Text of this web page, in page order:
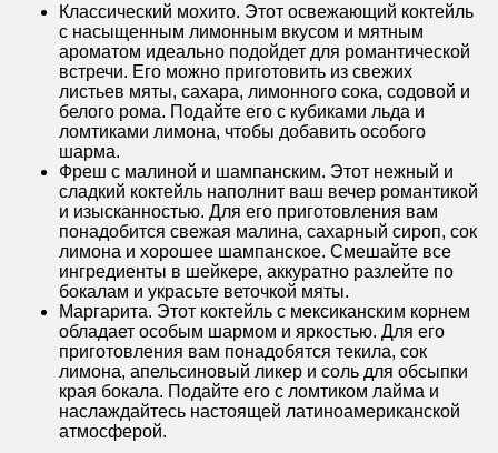
Классический мохито. Этот освежающий коктейль
с насыщенным лимонным вкусом и мятным
ароматом идеально подойдет для романтической
встречи. Его можно приготовить из свежих
листьев мяты, сахара, лимонного сока, содовой и
белого рома. Подайте его с кубиками льда и
ломтиками лимона, чтобы добавить особого
шарма.
Фреш с малиной и шампанским. Этот нежный и
сладкий коктейль наполнит ваш вечер романтикой
и изысканностью. Для его приготовления вам
понадобится свежая малина, сахарный сироп, сок
лимона и хорошее шампанское. Смешайте все
ингредиенты в шейкере, аккуратно разлейте по
бокалам и украсьте веточкой мяты.
Маргарита. Этот коктейль с мексиканским корнем
обладает особым шармом и яркостью. Для его
приготовления вам понадобятся текила, сок
лимона, апельсиновый ликер и соль для обсыпки
края бокала. Подайте его с ломтиком лайма и
наслаждайтесь настоящей латиноамериканской
атмосферой.